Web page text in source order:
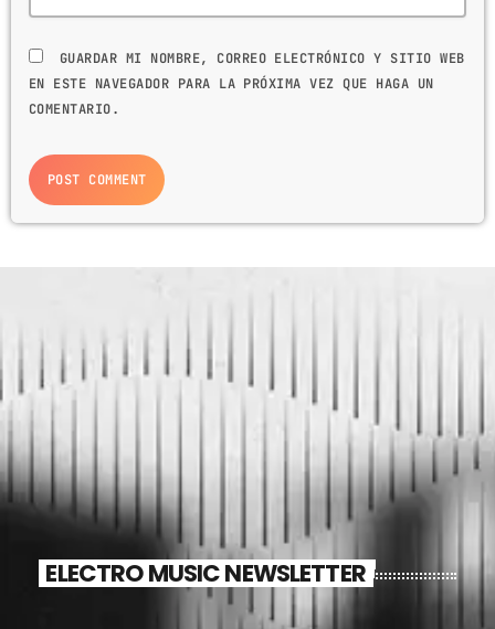
GUARDAR MI NOMBRE, CORREO ELECTRÓNICO Y SITIO WEB
EN ESTE NAVEGADOR PARA LA PRÓXIMA VEZ QUE HAGA UN
COMENTARIO.
ELECTRO MUSIC NEWSLETTER